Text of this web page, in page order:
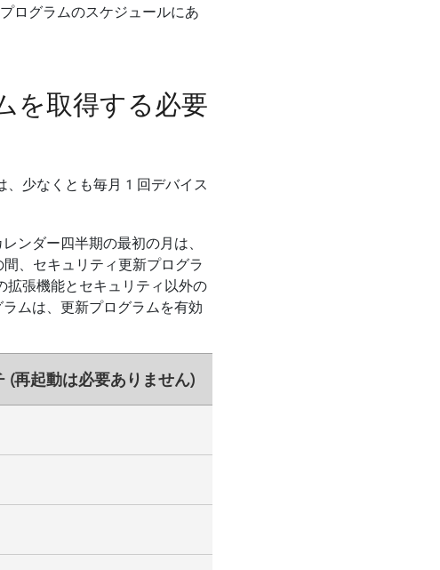
ログラムのスケジュールにあ
を取得する必要
少なくとも毎月 1 回デバイス
ンダー四半期の最初の月は、
、セキュリティ更新プログラ
拡張機能とセキュリティ以外の
ムは、更新プログラムを有効
(再起動は必要ありません)